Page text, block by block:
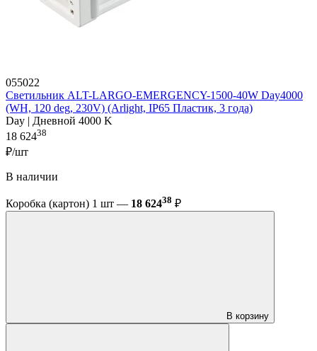
055022
Светильник ALT-LARGO-EMERGENCY-1500-40W Day4000
(WH, 120 deg, 230V) (Arlight, IP65 Пластик, 3 года)
Day | Дневной 4000 K
18 62438
₽/шт
В наличии
Коробка (картон) 1 шт — 18 62438 ₽
В корзину